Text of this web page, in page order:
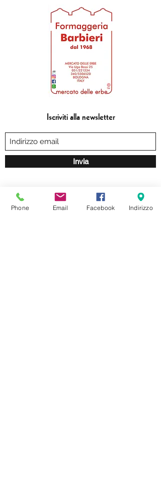
Iscriviti alla newsletter
Invia
formaggeriabarbieri@gmail.com
Phone Email Facebook Indirizzo